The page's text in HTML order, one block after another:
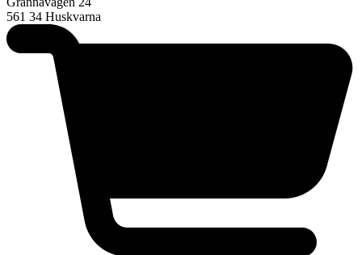
561 34 Huskvarna